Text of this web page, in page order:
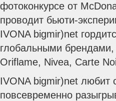
фотоконкурсе от
проводит бьюти-
IVONA bigmir)net
глобальными брендами,
Oriflame, Nivea, Carte
IVONA bigmir)net любит
повсевременно